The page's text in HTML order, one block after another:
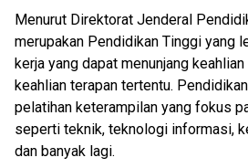
Menurut Direktorat Jenderal
merupakan Pendidikan Tinggi yang
kerja yang dapat menunjang
keahlian terapan tertentu.
pelatihan keterampilan yang fokus
seperti teknik, teknologi informasi,
dan banyak lagi.